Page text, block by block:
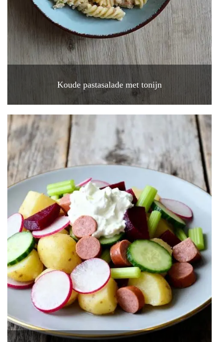
Koude pastasalade met tonijn